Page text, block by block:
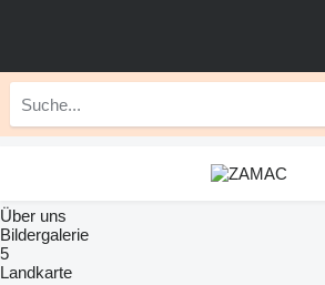
Über uns
Bildergalerie
5
Landkarte